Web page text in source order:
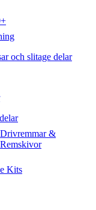
och slitage delar
Drivremmar &
Remskivor
Kits